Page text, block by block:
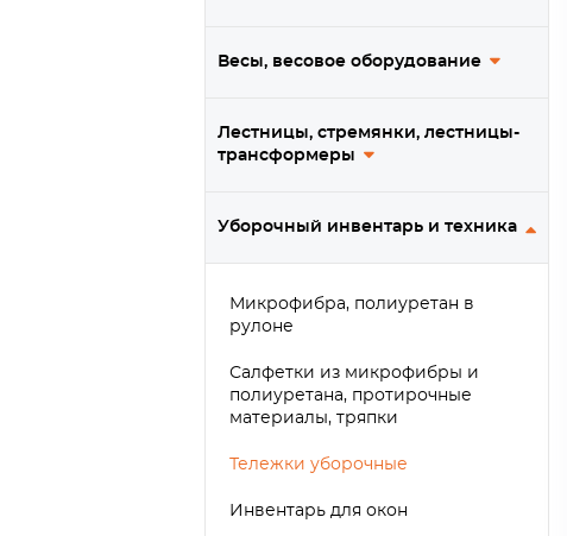
Весы, весовое оборудование
Лестницы, стремянки, лестницы-
трансформеры
Уборочный инвентарь и техника
Микрофибра, полиуретан в
рулоне
Салфетки из микрофибры и
полиуретана, протирочные
материалы, тряпки
Тележки уборочные
Инвентарь для окон